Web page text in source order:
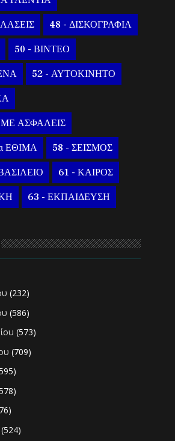
48 - ΔΙΣΚΟΓΡΑΦΙΑ
50 - ΒΙΝΤΕΟ
52 - ΑΥΤΟΚΙΝΗΤΟ
ΑΣΦΑΛΕΙΣ
ΕΘΙΜΑ 58 - ΣΕΙΣΜΟΣ
61 - ΚΑΙΡΟΣ
63 - ΕΚΠΑΙΔΕΥΣΗ
(232)
(586)
(573)
(709)
(524)